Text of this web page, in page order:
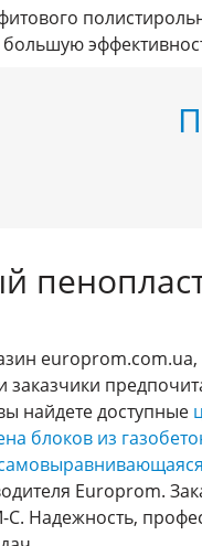
europrom.com.ua,
найдете доступные
блоков из
Europrom.
C. Надежность,